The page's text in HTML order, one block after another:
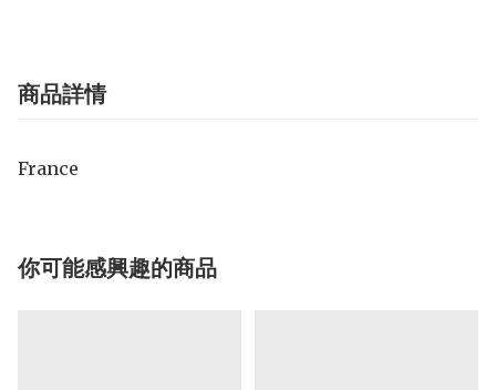
商品詳情
France
你可能感興趣的商品